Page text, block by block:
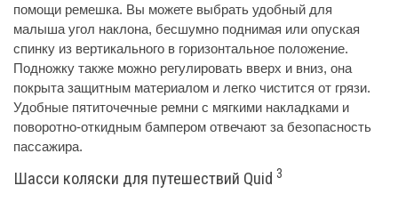
помощи ремешка. Вы можете выбрать удобный для
малыша угол наклона, бесшумно поднимая или опуская
спинку из вертикального в горизонтальное положение.
Подножку также можно регулировать вверх и вниз, она
покрыта защитным материалом и легко чистится от грязи.
Удобные пятиточечные ремни с мягкими накладками и
поворотно-откидным бампером отвечают за безопасность
пассажира.
Шасси коляски для путешествий Quid 3